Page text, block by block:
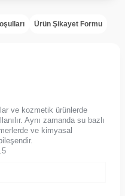
Ürün Şikayet Formu
ve kozmetik ürünlerde
Aynı zamanda su bazlı
ve kimyasal